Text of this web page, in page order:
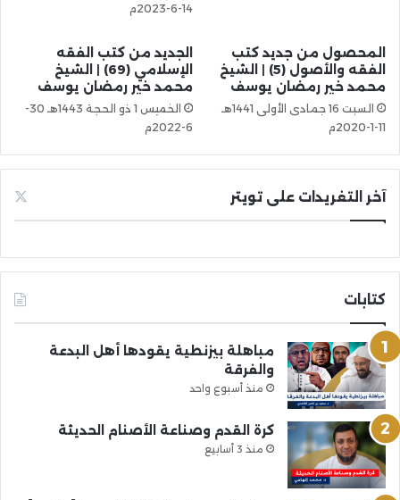
14-6-2023م
المحصول من جديد كتب
الفقه والأصول (5) | الشيخ
محمد خير رمضان يوسف
السبت 16 جمادى الأولى 1441هـ
11-1-2020م
الجديد من كتب الفقه
الإسلامي (69) | الشيخ
محمد خير رمضان يوسف
الخميس 1 ذو الحجة 1443هـ 30-
6-2022م
آخر التغريدات على تويتر
كتابات
مباهلة بيزنطية يقودها أهل البدعة
والفرقة
منذ أسبوع واحد
كرة القدم وصناعة الأصنام الحديثة
منذ 3 أسابيع